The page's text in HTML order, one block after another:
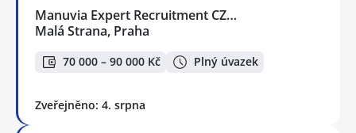
Manuvia Expert Recruitment CZ…
Malá Strana, Praha
70 000 – 90 000 Kč Plný úvazek
Zveřejněno: 4. srpna